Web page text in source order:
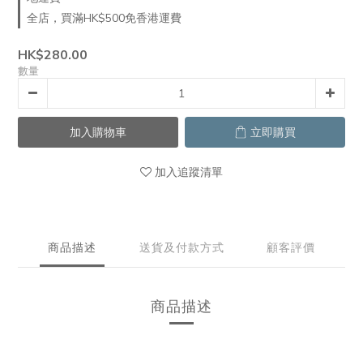
全店，買滿HK$500免香港運費
HK$280.00
數量
加入購物車 立即購買
加入追蹤清單
商品描述 送貨及付款方式 顧客評價
商品描述